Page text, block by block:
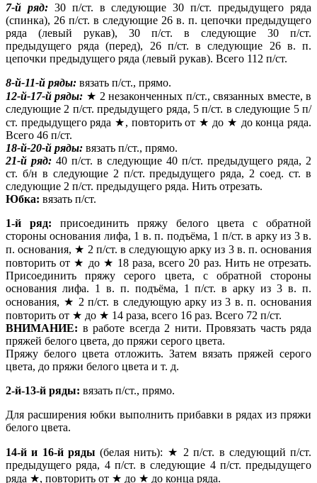
7-й ряд:30 п/ст. в следующие 30 п/ст. предыдущего ряда
(спинка), 26 п/ст. в следующие 26 в. п. цепочки предыдущего
ряда (левый рукав), 30 п/ст. в следующие 30 п/ст.
предыдущего ряда (перед), 26 п/ст. в следующие 26 в. п.
цепочки предыдущего ряда (левый рукав). Всего 112 п/ст.
8-й-11-й ряды: вязать п/ст., прямо.
12-й-17-й ряды: ★ 2 незаконченных п/ст., связанных вместе, в
следующие 2 п/ст. предыдущего ряда, 5 п/ст. в следующие 5 п/
ст. предыдущего ряда ★, повторить от ★ до ★ до конца ряда.
Всего 46 п/ст.
18-й-20-й ряды: вязать п/ст., прямо.
21-й ряд: 40 п/ст. в следующие 40 п/ст. предыдущего ряда, 2
ст. б/н в следующие 2 п/ст. предыдущего ряда, 2 соед. ст. в
следующие 2 п/ст. предыдущего ряда. Нить отрезать.
Юбка: вязать п/ст.
1-й ряд: присоединить пряжу белого цвета с обратной
стороны основания лифа, 1 в. п. подъёма, 1 п/ст. в арку из 3 в.
п. основания, ★ 2 п/ст. в следующую арку из 3 в. п. основания
повторить от ★ до ★ 18 раза, всего 20 раз. Нить не отрезать.
Присоединить пряжу серого цвета, с обратной стороны
основания лифа. 1 в. п. подъёма, 1 п/ст. в арку из 3 в. п.
основания, ★ 2 п/ст. в следующую арку из 3 в. п. основания
повторить от ★ до ★ 14 раза, всего 16 раз. Всего 72 п/ст.
ВНИМАНИЕ: в работе всегда 2 нити. Провязать часть ряда
пряжей белого цвета, до пряжи серого цвета.
Пряжу белого цвета отложить. Затем вязать пряжей серого
цвета, до пряжи белого цвета и т. д.
2-й-13-й ряды: вязать п/ст., прямо.
Для расширения юбки выполнить прибавки в рядах из пряжи
белого цвета.
14-й и 16-й ряды (белая нить): ★ 2 п/ст. в следующий п/ст.
предыдущего ряда, 4 п/ст. в следующие 4 п/ст. предыдущего
ряда ★, повторить от ★ до ★ до конца ряда.